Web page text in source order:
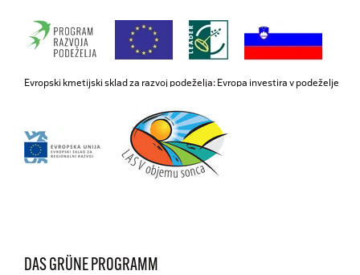
Evropski kmetijski sklad za razvoj podeželja: Evropa investira v podeželje
DAS GRÜNE PROGRAMM